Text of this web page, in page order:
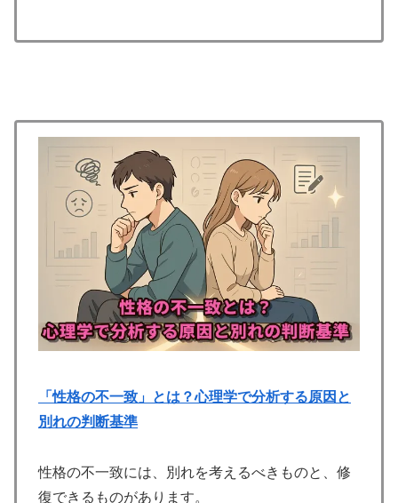
「性格の不一致」とは？心理学で分析する原因と
別れの判断基準
性格の不一致には、別れを考えるべきものと、修
復できるものがあります。